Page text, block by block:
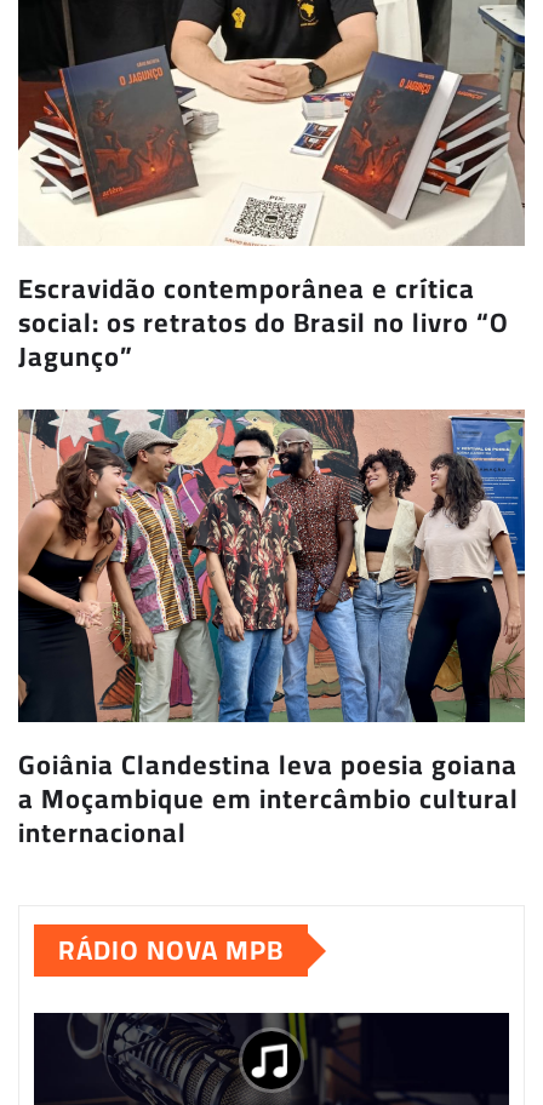
Escravidão contemporânea e crítica
social: os retratos do Brasil no livro “O
Jagunço”
Goiânia Clandestina leva poesia goiana
a Moçambique em intercâmbio cultural
internacional
RÁDIO NOVA MPB